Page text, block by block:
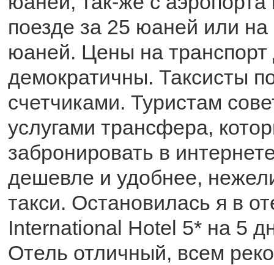
поезде за 25 юаней или на
юаней. Цены на транспорт
демократичны. Таксисты
счетчиками. Туристам
услугами трансфера,
забронировать в
дешевле и удобнее,
такси. Остановилась я в
International Hotel 5* на 5
Отель отличный, всем